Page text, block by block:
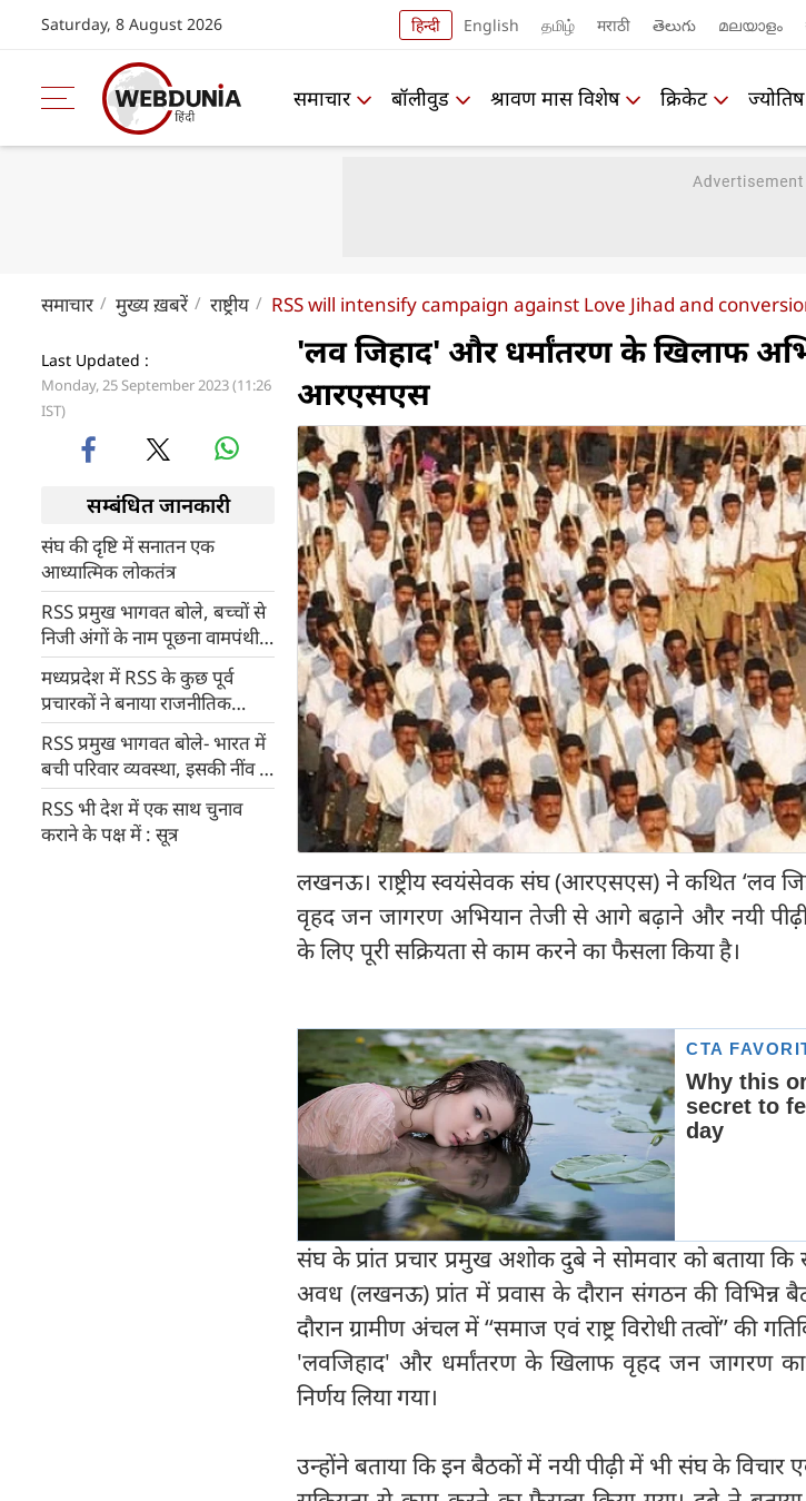
Saturday, 8 August 2026 हिन्दी English தமிழ் मराठी తెలుగు മലയാളം
समाचार बॉलीवुड श्रावण मास विशेष क्रिकेट ज्योतिष
समाचार मुख्य ख़बरें राष्ट्रीय RSS will intensify campaign against Love Jihad and
Last Updated :
Monday, 25 September 2023 (11:26
IST)
सम्बंधित जानकारी
संघ की दृष्टि में सनातन एक
आध्यात्मिक लोकतंत्र
RSS प्रमुख भागवत बोले, बच्चों से
निजी अंगों के नाम पूछना वामपंथी
परिवेश का हमला
मध्यप्रदेश में RSS के कुछ पूर्व
प्रचारकों ने बनाया राजनीतिक
संगठन, नाम रखा जनहित पार्टी
RSS प्रमुख भागवत बोले- भारत में
बची परिवार व्यवस्था, इसकी नींव में
सच्चाई
RSS भी देश में एक साथ चुनाव
कराने के पक्ष में : सूत्र
'लव जिहाद' और धर्मांतरण के खिलाफ
आरएसएस
लखनऊ। राष्ट्रीय स्वयंसेवक संघ (आरएसएस) ने कथित ‘लव
वृहद जन जागरण अभियान तेजी से आगे बढ़ाने और नयी पीढ़ी
के लिए पूरी सक्रियता से काम करने का फैसला किया है।
संघ के प्रांत प्रचार प्रमुख अशोक दुबे ने सोमवार को बताया
अवध (लखनऊ) प्रांत में प्रवास के दौरान संगठन की विभिन्न
दौरान ग्रामीण अंचल में ‘‘समाज एवं राष्ट्र विरोधी तत्वों’’ की
'लवजिहाद' और धर्मांतरण के खिलाफ वृहद जन जागरण
निर्णय लिया गया।
उन्होंने बताया कि इन बैठकों में नयी पीढ़ी में भी संघ के विचार